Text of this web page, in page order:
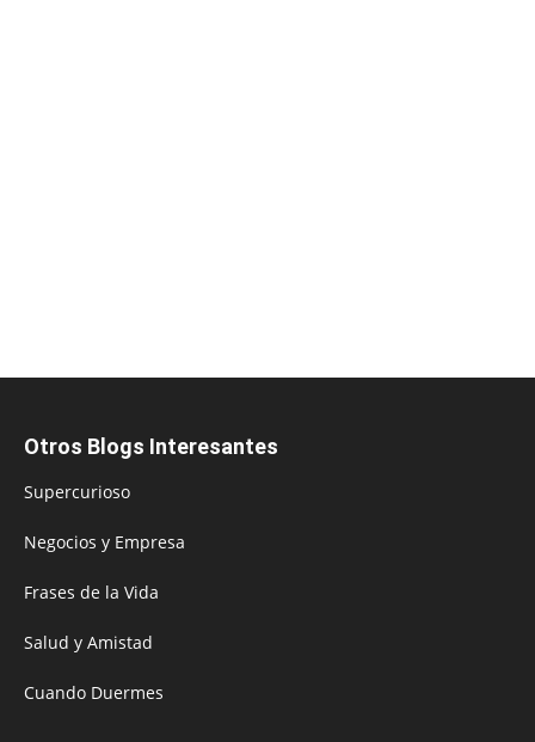
Otros Blogs Interesantes
Supercurioso
Negocios y Empresa
Frases de la Vida
Salud y Amistad
Cuando Duermes